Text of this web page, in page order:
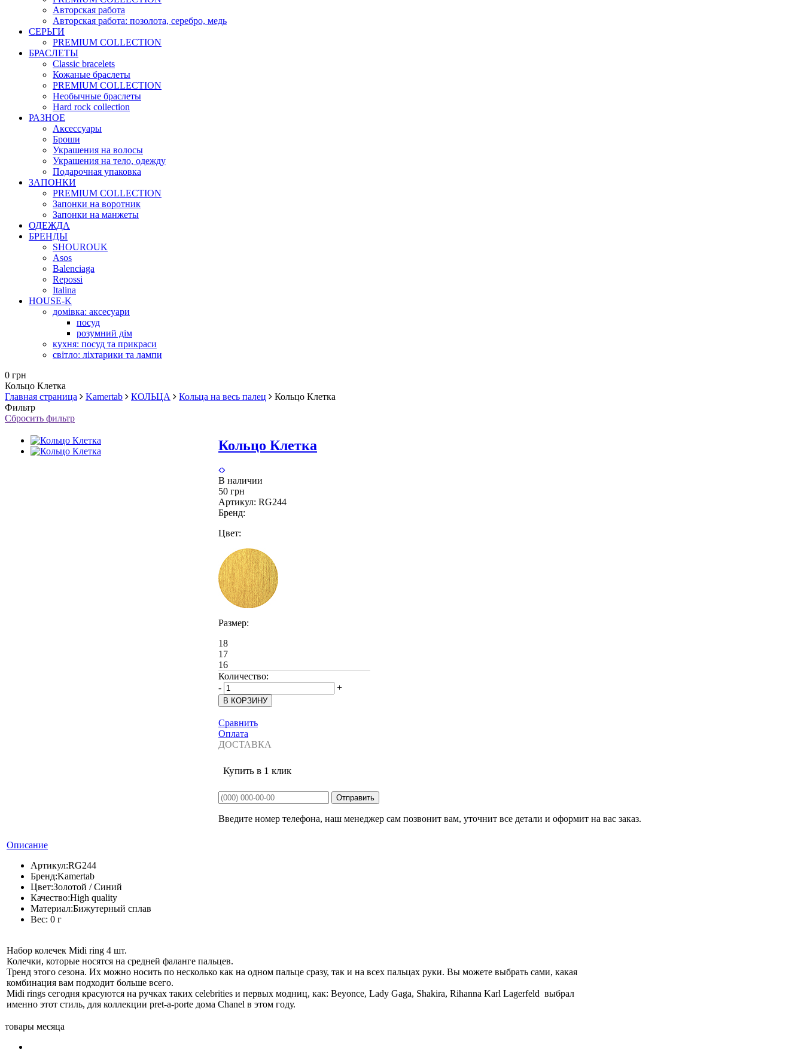
Авторская работа
Авторская работа: позолота, серебро, медь
СЕРЬГИ
PREMIUM COLLECTION
БРАСЛЕТЫ
Classic bracelets
Кожаные браслеты
PREMIUM COLLECTION
Необычные браслеты
Hard rock collection
РАЗНОЕ
Аксессуары
Броши
Украшения на волосы
Украшения на тело, одежду
Подарочная упаковка
ЗАПОНКИ
PREMIUM COLLECTION
Запонки на воротник
Запонки на манжеты
ОДЕЖДА
БРЕНДЫ
SHOUROUK
Asos
Balenciaga
Repossi
Italina
HOUSE-K
домівка: аксесуари
посуд
розумний дім
кухня: посуд та прикраси
світло: ліхтарики та лампи
0 грн
Кольцо Клетка
Главная страница
Kamertab КОЛЬЦА Кольца на весь палец
Кольцо Клетка
Фильтр
Сбросить фильтр
Кольцо Клетка
В наличии
50 грн
Артикул: RG244
Бренд:
Цвет:
Размер:
18
17
16
Количество:
-
+
Сравнить
Оплата
ДОСТАВКА
Купить в 1 клик
Введите номер телефона, наш менеджер сам позвонит вам, уточнит все детали и оформит на вас заказ.
Описание
Артикул:RG244
Бренд:Kamertab
Цвет:Золотой / Синий
Качество:High quality
Материал:Бижутерный сплав
Вес: 0 г
Набор колечек Midi ring 4 шт.
Колечки, которые носятся на средней фаланге пальцев.
Тренд этого сезона. Их можно носить по несколько как на одном пальце сразу, так и на всех пальцах руки. Вы можете выбрать сами, какая
комбинация вам подходит больше всего.
Midi rings сегодня красуются на ручках таких celebrities и первых модниц, как: Beyonce, Lady Gaga, Shakira, Rihanna Karl Lagerfeld выбрал
именно этот стиль, для коллекции pret-a-porte дома Chanel в этом году.
товары месяца